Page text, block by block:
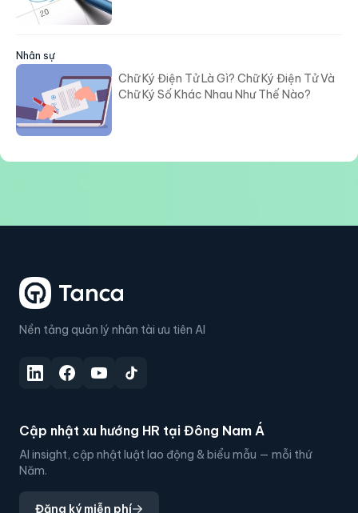
Nhân sự
Chữ Ký Điện Tử Là Gì? Chữ Ký Điện Tử Và
Chữ Ký Số Khác Nhau Như Thế Nào?
Nền tảng quản lý nhân tài ưu tiên AI
Cập nhật xu hướng HR tại Đông Nam Á
AI insight, cập nhật luật lao động & biểu mẫu — mỗi thứ
Năm.
Đăng ký miễn phí